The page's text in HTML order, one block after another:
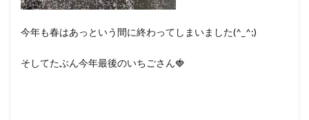
今年も春はあっという間に終わってしまいました(^_^;)
そしてたぶん今年最後のいちごさん🍓